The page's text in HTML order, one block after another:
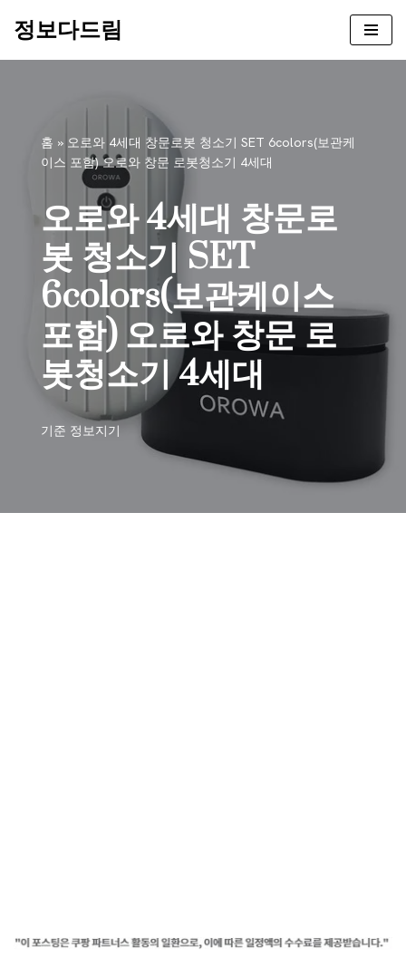
정보다드림
홈 » 오로와 4세대 창문로봇 청소기 SET 6colors(보관케
이스 포함) 오로와 창문 로봇청소기 4세대
오로와 4세대 창문로
봇 청소기 SET
6colors(보관케이스
포함) 오로와 창문 로
봇청소기 4세대
기준 정보지기